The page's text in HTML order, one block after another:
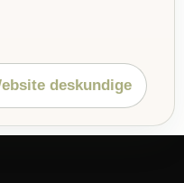
deskundige